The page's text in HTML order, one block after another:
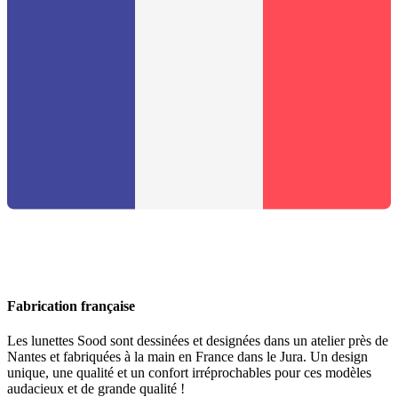
Fabrication française
Les lunettes Sood sont dessinées et designées dans un atelier près de
Nantes et fabriquées à la main en France dans le Jura. Un design
unique, une qualité et un confort irréprochables pour ces modèles
audacieux et de grande qualité !